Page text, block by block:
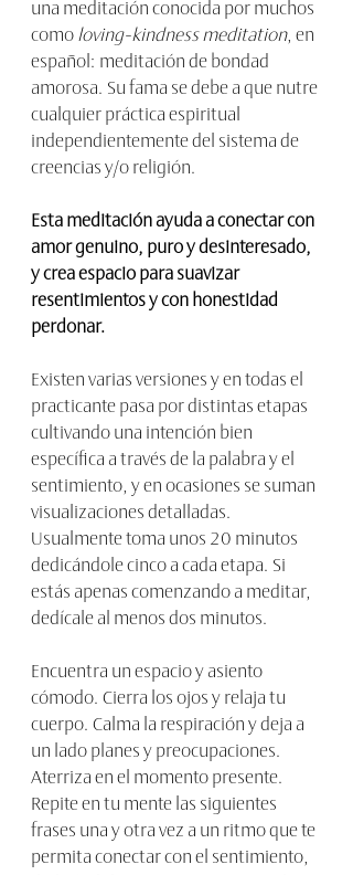
una meditación conocida por muchos
como loving-kindness meditation, en
español: meditación de bondad
amorosa. Su fama se debe a que nutre
cualquier práctica espiritual
independientemente del sistema de
creencias y/o religión.
Esta meditación ayuda a conectar con
amor genuino, puro y desinteresado,
y crea espacio para suavizar
resentimientos y con honestidad
perdonar.
Existen varias versiones y en todas el
practicante pasa por distintas etapas
cultivando una intención bien
específica a través de la palabra y el
sentimiento, y en ocasiones se suman
visualizaciones detalladas.
Usualmente toma unos 20 minutos
dedicándole cinco a cada etapa. Si
estás apenas comenzando a meditar,
dedícale al menos dos minutos.
Encuentra un espacio y asiento
cómodo. Cierra los ojos y relaja tu
cuerpo. Calma la respiración y deja a
un lado planes y preocupaciones.
Aterriza en el momento presente.
Repite en tu mente las siguientes
frases una y otra vez a un ritmo que te
permita conectar con el sentimiento,